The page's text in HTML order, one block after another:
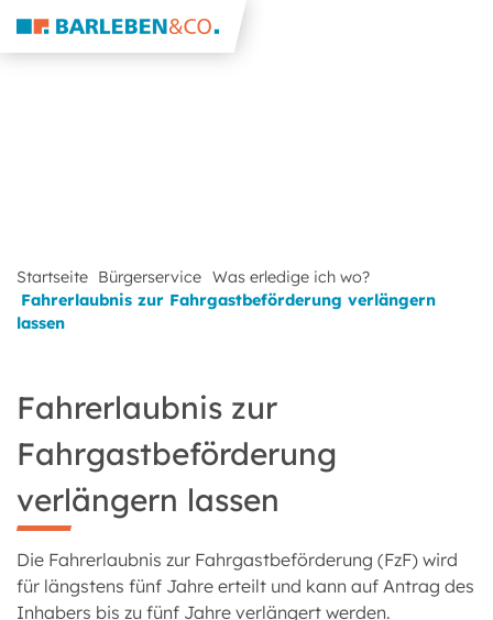
Startseite Bürgerservice Was erledige ich wo?
Fahrerlaubnis zur Fahrgastbeförderung verlängern
lassen
Fahrerlaubnis zur
Fahrgastbeförderung
verlängern lassen
Die Fahrerlaubnis zur Fahrgastbeförderung (FzF) wird
für längstens fünf Jahre erteilt und kann auf Antrag des
Inhabers bis zu fünf Jahre verlängert werden.